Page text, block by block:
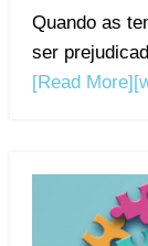
Quando as
ser
[Read More]